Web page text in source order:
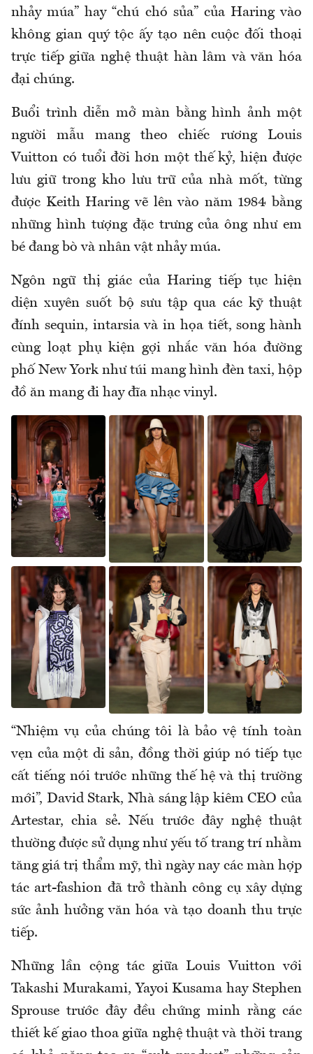
nhảy múa” hay “chú chó sủa” của Haring vào
không gian quý tộc ấy tạo nên cuộc đối thoại
trực tiếp giữa nghệ thuật hàn lâm và văn hóa
đại chúng.
Buổi trình diễn mở màn bằng hình ảnh một
người mẫu mang theo chiếc rương Louis
Vuitton có tuổi đời hơn một thế kỷ, hiện được
lưu giữ trong kho lưu trữ của nhà mốt, từng
được Keith Haring vẽ lên vào năm 1984 bằng
những hình tượng đặc trưng của ông như em
bé đang bò và nhân vật nhảy múa.
Ngôn ngữ thị giác của Haring tiếp tục hiện
diện xuyên suốt bộ sưu tập qua các kỹ thuật
đính sequin, intarsia và in họa tiết, song hành
cùng loạt phụ kiện gợi nhắc văn hóa đường
phố New York như túi mang hình đèn taxi, hộp
đồ ăn mang đi hay đĩa nhạc vinyl.
“Nhiệm vụ của chúng tôi là bảo vệ tính toàn
vẹn của một di sản, đồng thời giúp nó tiếp tục
cất tiếng nói trước những thế hệ và thị trường
mới”, David Stark, Nhà sáng lập kiêm CEO của
Artestar, chia sẻ. Nếu trước đây nghệ thuật
thường được sử dụng như yếu tố trang trí nhằm
tăng giá trị thẩm mỹ, thì ngày nay các màn hợp
tác art-fashion đã trở thành công cụ xây dựng
sức ảnh hưởng văn hóa và tạo doanh thu trực
tiếp.
Những lần cộng tác giữa Louis Vuitton với
Takashi Murakami, Yayoi Kusama hay Stephen
Sprouse trước đây đều chứng minh rằng các
thiết kế giao thoa giữa nghệ thuật và thời trang